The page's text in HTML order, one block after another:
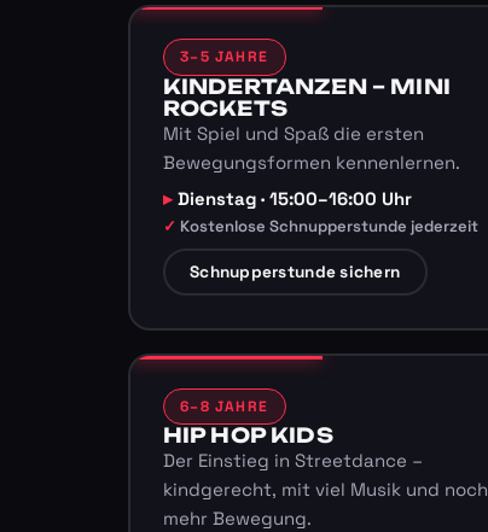
3–5 JAHRE
KINDERTANZEN – MINI
ROCKETS
Mit Spiel und Spaß die ersten
Bewegungsformen kennenlernen.
Dienstag · 15:00–16:00 Uhr
Kostenlose Schnupperstunde jederzeit
Schnupperstunde sichern
6–8 JAHRE
HIP HOP KIDS
Der Einstieg in Streetdance –
kindgerecht, mit viel Musik und noch
mehr Bewegung.